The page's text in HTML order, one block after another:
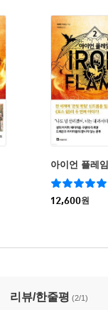
아이언 플레
12,600원
리뷰/한줄평 (2/1)